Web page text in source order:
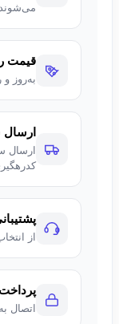
طراحی و
صفحه نمایش با نرخ
قیمت
به‌روز و
ارسال
پشتیبانی ۷
از
پرداخت
اتصال